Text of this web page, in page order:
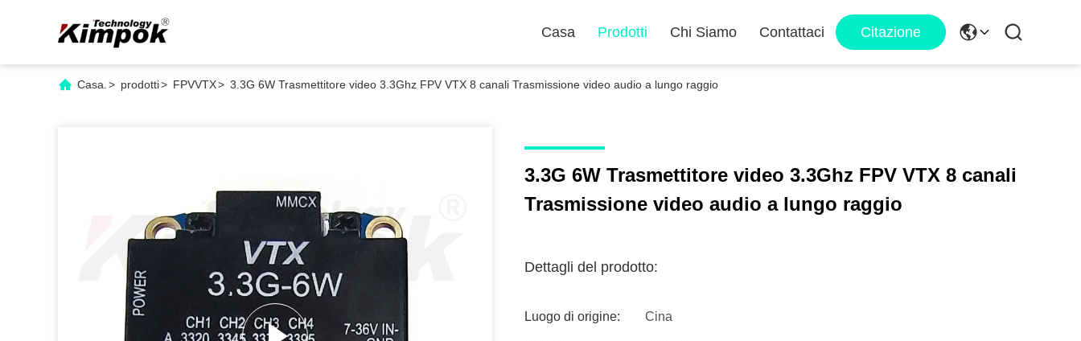
Casa Prodotti Chi Siamo Contattaci Citazione
Casa. > prodotti> FPVVTX> 3.3G 6W Trasmettitore video 3.3Ghz FPV VTX 8 canali Trasmissione video audio a lungo raggio
3.3G 6W Trasmettitore video 3.3Ghz FPV VTX 8 canali
Trasmissione video audio a lungo raggio
Dettagli del prodotto:
Luogo di origine: Cina